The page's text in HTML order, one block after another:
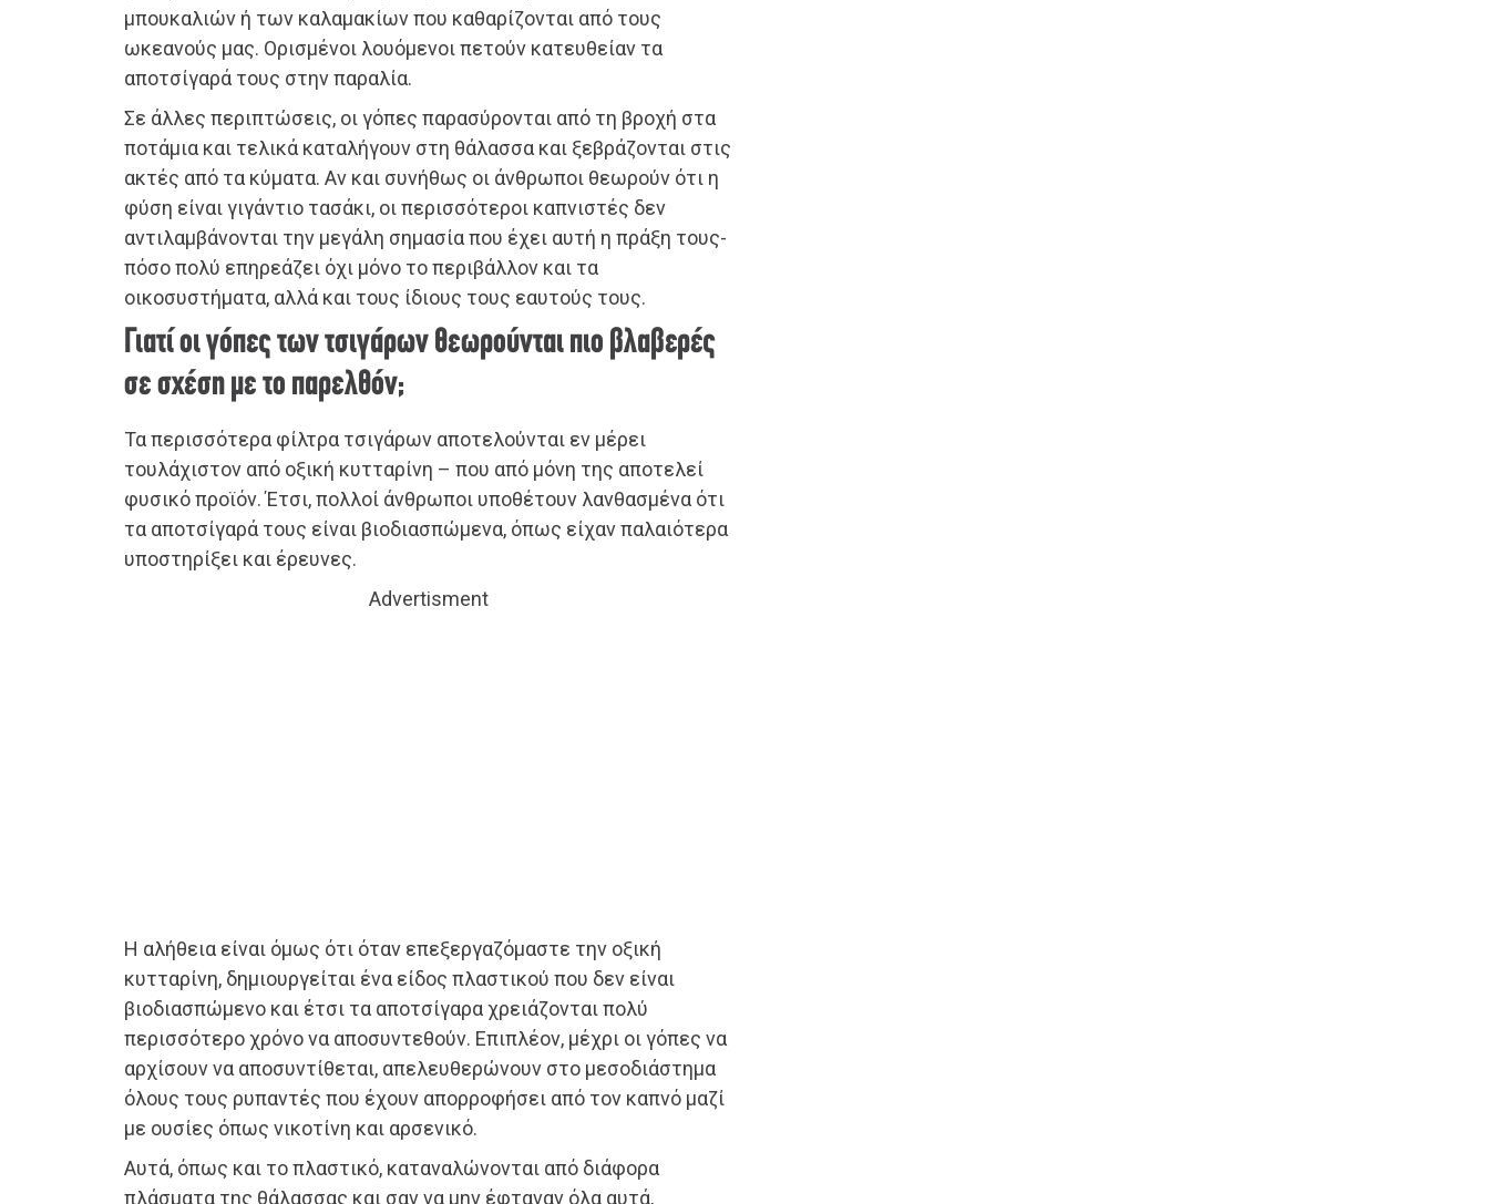
μπουκαλιών ή των καλαμακίων που καθαρίζονται από τους
ωκεανούς μας. Ορισμένοι λουόμενοι πετούν κατευθείαν τα
αποτσίγαρά τους στην παραλία.
Σε άλλες περιπτώσεις, οι γόπες παρασύρονται από τη βροχή στα
ποτάμια και τελικά καταλήγουν στη θάλασσα και ξεβράζονται στις
ακτές από τα κύματα. Αν και συνήθως οι άνθρωποι θεωρούν ότι η
φύση είναι γιγάντιο τασάκι, οι περισσότεροι καπνιστές δεν
αντιλαμβάνονται την μεγάλη σημασία που έχει αυτή η πράξη τους-
πόσο πολύ επηρεάζει όχι μόνο το περιβάλλον και τα
οικοσυστήματα, αλλά και τους ίδιους τους εαυτούς τους.
Γιατί οι γόπες των τσιγάρων θεωρούνται πιο βλαβερές
σε σχέση με το παρελθόν;
Τα περισσότερα φίλτρα τσιγάρων αποτελούνται εν μέρει
τουλάχιστον από οξική κυτταρίνη – που από μόνη της αποτελεί
φυσικό προϊόν. Έτσι, πολλοί άνθρωποι υποθέτουν λανθασμένα ότι
τα αποτσίγαρά τους είναι βιοδιασπώμενα, όπως είχαν παλαιότερα
υποστηρίξει και έρευνες.
Advertisment
Η αλήθεια είναι όμως ότι όταν επεξεργαζόμαστε την οξική
κυτταρίνη, δημιουργείται ένα είδος πλαστικού που δεν είναι
βιοδιασπώμενο και έτσι τα αποτσίγαρα χρειάζονται πολύ
περισσότερο χρόνο να αποσυντεθούν. Επιπλέον, μέχρι οι γόπες να
αρχίσουν να αποσυντίθεται, απελευθερώνουν στο μεσοδιάστημα
όλους τους ρυπαντές που έχουν απορροφήσει από τον καπνό μαζί
με ουσίες όπως νικοτίνη και αρσενικό.
Αυτά, όπως και το πλαστικό, καταναλώνονται από διάφορα
πλάσματα της θάλασσας και σαν να μην έφταναν όλα αυτά,